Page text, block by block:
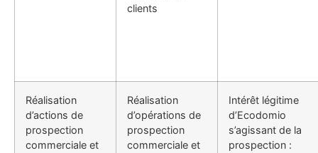
clients
Réalisation
d’actions de
prospection
commerciale et
Réalisation
d’opérations de
prospection
commerciale et
Intérêt légitime
d’Ecodomio
s’agissant de la
prospection :